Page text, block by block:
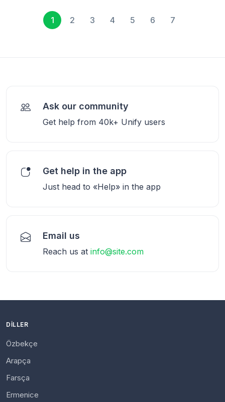
1 2 3 4 5 6 7
Ask our community
Get help from 40k+ Unify users
Get help in the app
Just head to «Help» in the app
Email us
Reach us at info@site.com
DILLER
Özbekçe
Arapça
Farsça
Ermenice